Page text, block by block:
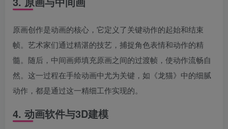
原画创作是动画的核心，它定义了关键动作的起始和结束
帧。艺术家们通过精湛的技艺，捕捉角色表情和动作的精
髓。随后，中间画师填充原画之间的过渡帧，使动作流畅自
然。这一过程在手绘动画中尤为关键，如《龙猫》中的细腻
动作，都是通过这一精细工作实现的。
4. 动画软件与3D建模